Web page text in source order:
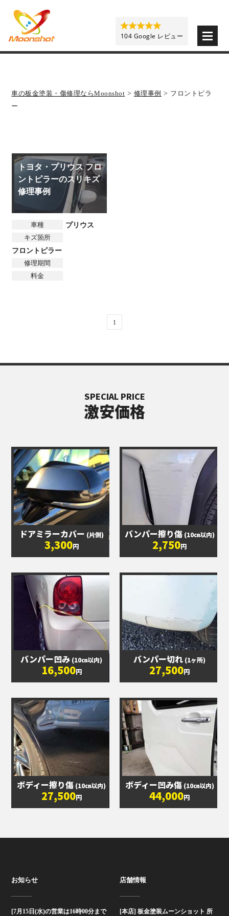
車の板金塗装・傷修理ならMoonshot > 修理事例 > フロントピラ
ー
トヨタ・プリウス フロ
ントピラーのスリキズ
修理事例
車種
プリウス
キズ箇所
フロントピラー
修理期間
料金
1
SPECIAL PRICE
激安価格
ドアミラーカバー (片側)
3,300円
バンパー擦り傷 (10㎝以内)
2,750円
バンパー凹み (10㎝以内)
16,500円
バンパー切れ (1ヶ所)
27,500円
ボディー擦り傷 (10㎝以内)
27,500円
ボディー凹み傷 (10㎝以内)
44,000円
お知らせ
[7月15日(水)の営業は16時00分まで
店舗情報
[本店] 板金塗装ムーンショット 所
104 Google レビュー